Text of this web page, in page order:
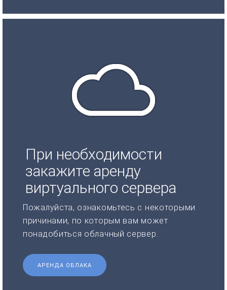
При необходимости
закажите аренду
виртуального сервера
Пожалуйста, ознакомьтесь с некоторыми
причинами, по которым вам может
понадобиться облачный сервер.
АРЕНДА ОБЛАКА